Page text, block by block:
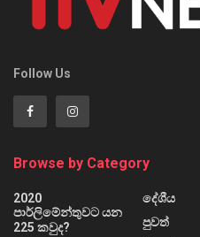
Follow Us
Browse by Category
2020
පාර්ලිමේන්තුවට යන
225 කවුද?
දේශීය
පුවත්